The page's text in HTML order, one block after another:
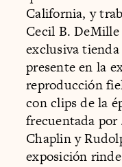
California, y
Cecil B.
exclusiva
presente en la
reproducción
con clips de la
frecuentada
Chaplin y
exposición